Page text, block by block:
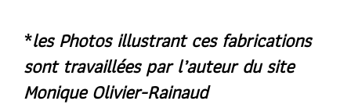
*les Photos illustrant ces fabrications
sont travaillées par l’auteur du site
Monique Olivier-Rainaud